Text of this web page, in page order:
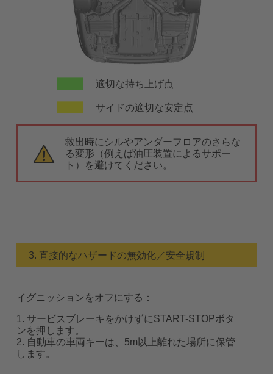
適切な持ち上げ点
サイドの適切な安定点
救出時にシルやアンダーフロアのさらな
る変形（例えば油圧装置によるサポー
ト）を避けてください。
3. 直接的なハザードの無効化／安全規制
イグニッションをオフにする：
1. サービスブレーキをかけずにSTART-STOPボタ
ンを押します。
2. 自動車の車両キーは、5m以上離れた場所に保管
します。